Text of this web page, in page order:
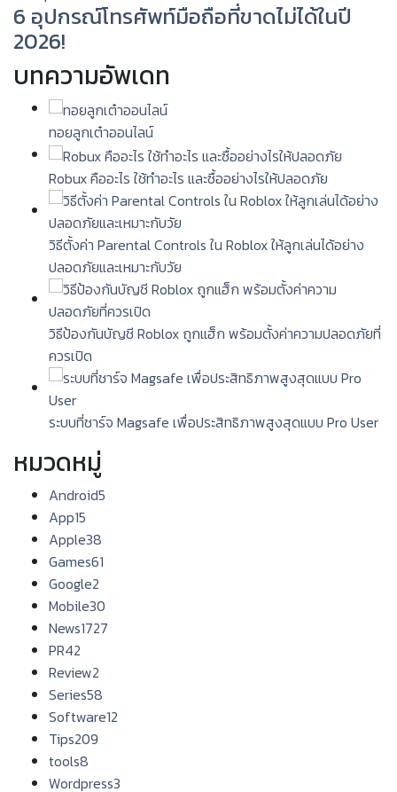
6 อุปกรณ์โทรศัพท์มือถือที่ขาดไม่ได้ในปี
2026!
บทความอัพเดท
ทอยลูกเต๋าออนไลน์
Robux คืออะไร ใช้ทำอะไร และซื้ออย่างไรให้ปลอดภัย
วิธีตั้งค่า Parental Controls ใน Roblox ให้ลูกเล่นได้อย่าง
ปลอดภัยและเหมาะกับวัย
วิธีป้องกันบัญชี Roblox ถูกแฮ็ก พร้อมตั้งค่าความปลอดภัยที่
ควรเปิด
ระบบที่ชาร์จ Magsafe เพื่อประสิทธิภาพสูงสุดแบบ Pro User
หมวดหมู่
Android5
App15
Apple38
Games61
Google2
Mobile30
News1727
PR42
Review2
Series58
Software12
Tips209
tools8
Wordpress3